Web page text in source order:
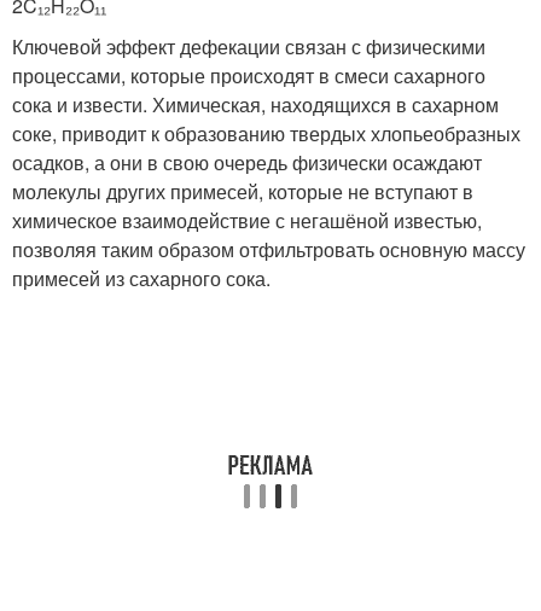
2C₁₂H₂₂O₁₁
Ключевой эффект дефекации связан с физическими
процессами, которые происходят в смеси сахарного
сока и извести. Химическая, находящихся в сахарном
соке, приводит к образованию твердых хлопьеобразных
осадков, а они в свою очередь физически осаждают
молекулы других примесей, которые не вступают в
химическое взаимодействие с негашёной известью,
позволяя таким образом отфильтровать основную массу
примесей из сахарного сока.